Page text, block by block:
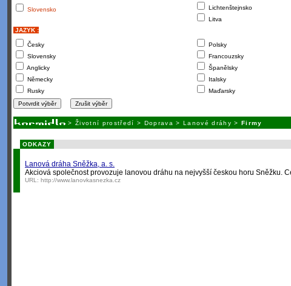
Slovensko
Lichtenštejnsko
Litva
JAZYK :
Česky
Slovensky
Anglicky
Německy
Rusky
Polsky
Francouzsky
Španělsky
Italsky
Maďarsky
> Životní prostředí > Doprava >Lanové dráhy >Firmy
ODKAZY
Lanová dráha Sněžka, a. s.
Akciová společnost provozuje lanovou dráhu na nejvyšší českou horu Sněžku.
URL: http://www.lanovkasnezka.cz